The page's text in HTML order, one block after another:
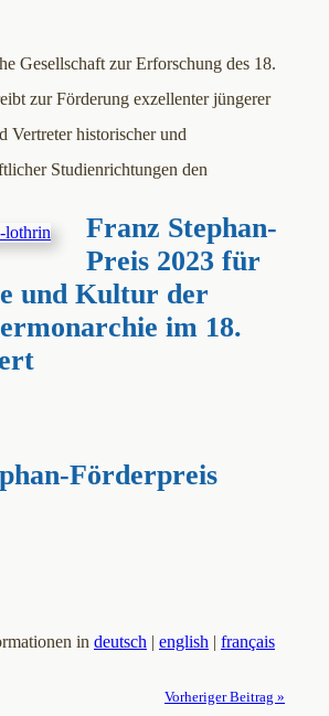
Gesellschaft zur Erforschung des 18.
zur Förderung exzellenter jüngerer
Vertreter historischer und
Studienrichtungen den
Franz Stephan-
Preis 2023 für
und Kultur der
im 18.
Förderpreis
in deutsch | english | français
Vorheriger Beitrag »